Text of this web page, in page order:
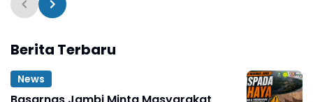
Berita Terbaru
News